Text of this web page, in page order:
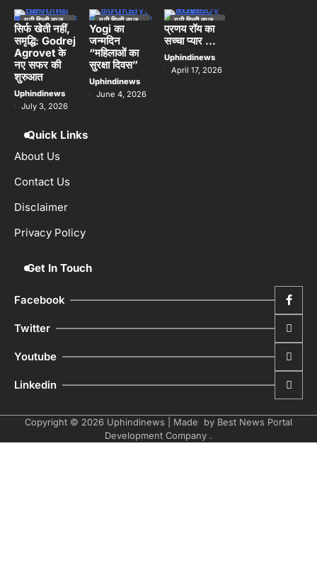
पूरा हिसाब दो
सुप्रिया सिंह
5
एटा में बंदरों का गैंगवार: आधे घंटे तक सड़क पर हुई
लड़ाई, तमाशा देखते रहे लोग
Uphindinews
यूपी हिन्दी न्यूज
स्पेशल
सिर्फ खेती नहीं,
समृद्धि: Godrej
Agrovet के
नए सफर की
शुरुआत
Uphindinews
July 3, 2026
यूपी हिन्दी न्यूज
स्पेशल
लखनऊ
Yogi का
जन्मदिन
“महिलाओं का
सुरक्षा दिवस”
Uphindinews
June 4, 2026
यूपी हिन्दी न्यूज
स्पेशल
प्रणय रॉय का
सच्चा प्यार …
Uphindinews
April 17, 2026
Quick Links
About Us
Contact Us
Disclaimer
Privacy Policy
Get In Touch
Facebook
Twitter
Youtube
Linkedin
Copyright © 2026 Uphindinews | Made by Best News Portal
Development Company .